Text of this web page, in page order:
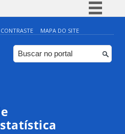
Simplifique!
Comunica BR
Participe
MAPA DO SITE